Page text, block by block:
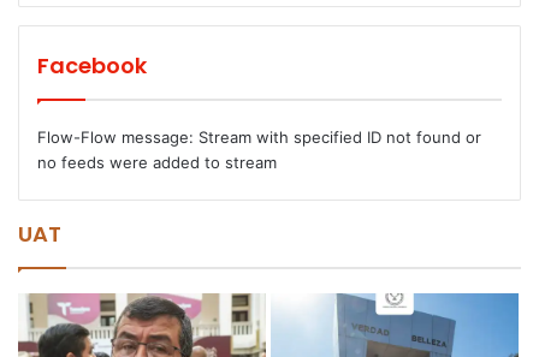
Facebook
Flow-Flow message: Stream with specified ID not found or
no feeds were added to stream
UAT